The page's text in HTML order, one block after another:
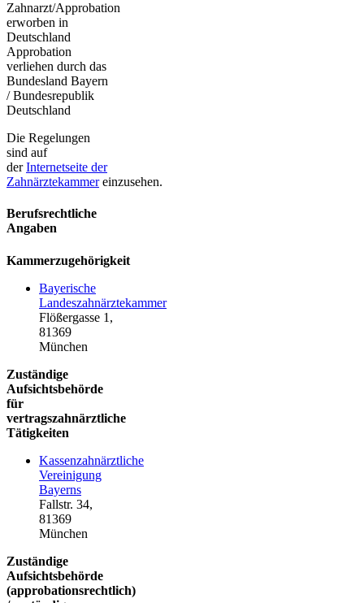
Zahnarzt/Approbation
erworben in
Deutschland
Approbation
verliehen durch das
Bundesland Bayern
/ Bundesrepublik
Deutschland
Die Regelungen
sind auf
derInternetseite der
Zahnärztekammereinzusehen.
Berufsrechtliche
Angaben
Kammerzugehörigkeit
Bayerische
Landeszahnärztekammer
Flößergasse 1,
81369
München
Zuständige
Aufsichtsbehörde
für
vertragszahnärztliche
Tätigkeiten
Kassenzahnärztliche
Vereinigung
Bayerns
Fallstr. 34,
81369
München
Zuständige
Aufsichtsbehörde
(approbationsrechtlich)